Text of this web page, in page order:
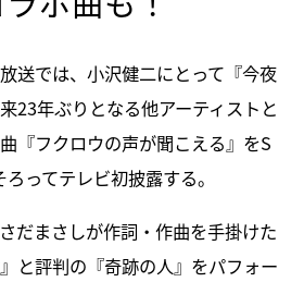
送では、小沢健二にとって『今夜
23年ぶりとなる他アーティストと
『フクロウの声が聞こえる』をS
ってテレビ初披露する。
だまさしが作詞・作曲を手掛けた
と評判の『奇跡の人』をパフォー